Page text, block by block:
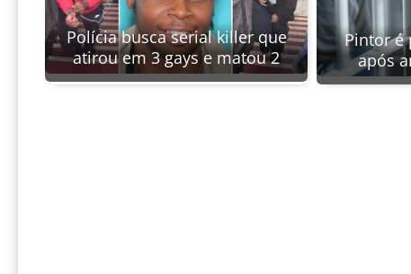
Polícia busca serial killer que
atirou em 3 gays e matou 2
Pintor é
após